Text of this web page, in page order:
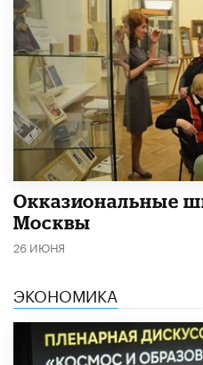
​Окказиональные
Москвы
26 ИЮНЯ
ЭКОНОМИКА